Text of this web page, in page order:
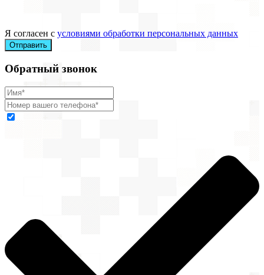
Я согласен с условиями обработки персональных данных
Отправить
Обратный звонок